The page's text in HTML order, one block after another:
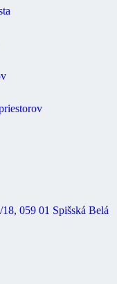
059 01 Spišská Belá